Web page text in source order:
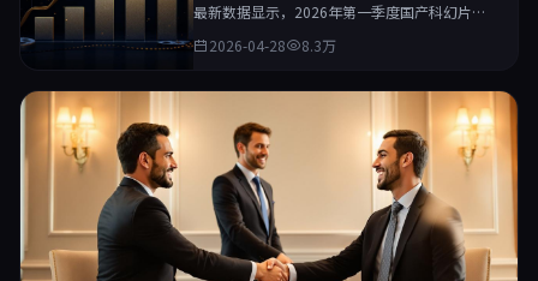
最新数据显示，2026年第一季度国产科幻片市
影视工业迎来质的飞跃。
2026-04-28 8.3万